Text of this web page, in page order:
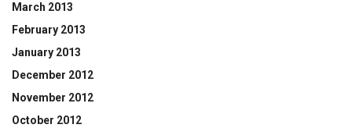
March 2013
February 2013
January 2013
December 2012
November 2012
October 2012